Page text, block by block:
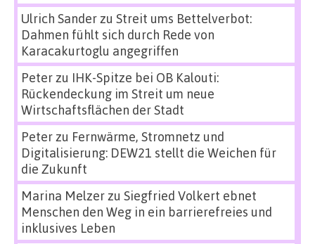
Ulrich Sanderzu Streit ums Bettelverbot:
Dahmen fühlt sich durch Rede von
Karacakurtoglu angegriffen
Peterzu IHK-Spitze bei OB Kalouti:
Rückendeckung im Streit um neue
Wirtschaftsflächen der Stadt
Peterzu Fernwärme, Stromnetz und
Digitalisierung: DEW21 stellt die Weichen für
die Zukunft
Marina Melzerzu Siegfried Volkert ebnet
Menschen den Weg in ein barrierefreies und
inklusives Leben